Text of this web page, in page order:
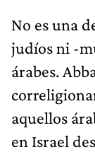
No es una
judíos ni -
árabes.
aquellos
en Israel